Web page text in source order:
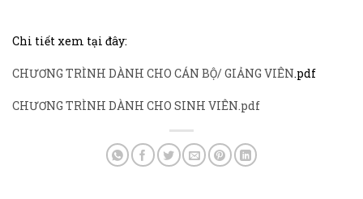
Chi tiết xem tại đây:
CHƯƠNG TRÌNH DÀNH CHO CÁN BỘ/ GIẢNG VIÊN.pdf
CHƯƠNG TRÌNH DÀNH CHO SINH VIÊN.pdf